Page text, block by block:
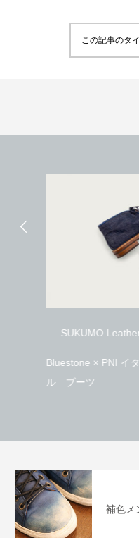
【藍色のスニーカーを履い
この記事のタ
× denim Chucker
イタリア職人とのコラボモデ
補色メ